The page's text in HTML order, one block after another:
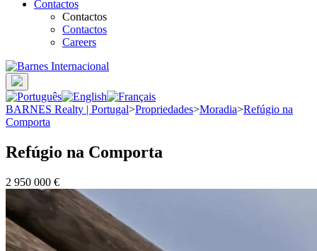
Contactos
Contactos
Contactos
Careers
BARNES Realty | Portugal>Propriedades>Moradia>Refúgio na
Comporta
Refúgio na Comporta
2 950 000 €